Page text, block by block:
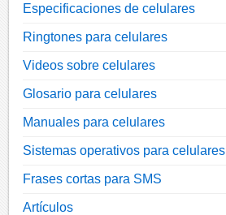
Especificaciones de celulares
Ringtones para celulares
Videos sobre celulares
Glosario para celulares
Manuales para celulares
Sistemas operativos para celulares
Frases cortas para SMS
Artículos